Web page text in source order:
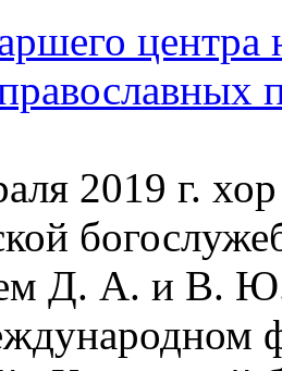
2019 г.
Д. А. и В. Ю.